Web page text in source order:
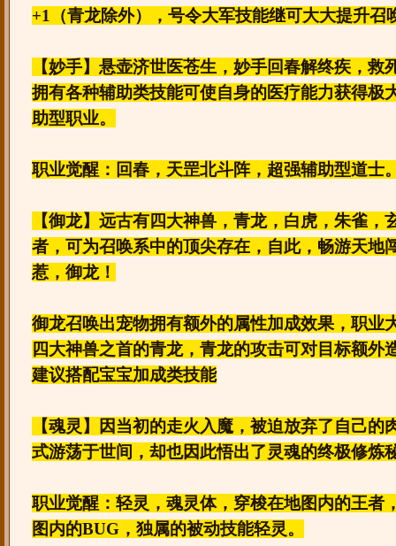
+1（青龙除外），号令大军技能继可大大提升召
【妙手】悬壶济世医苍生，妙手回春解终疾，救
拥有各种辅助类技能可使自身的医疗能力获得极
助型职业。
职业觉醒：回春，天罡北斗阵，超强辅助型道士
【御龙】远古有四大神兽，青龙，白虎，朱雀，
者，可为召唤系中的顶尖存在，自此，畅游天地
惹，御龙！
御龙召唤出宠物拥有额外的属性加成效果，职业
四大神兽之首的青龙，青龙的攻击可对目标额外
建议搭配宝宝加成类技能
【魂灵】因当初的走火入魔，被迫放弃了自己的
式游荡于世间，却也因此悟出了灵魂的终极修炼
职业觉醒：轻灵，魂灵体，穿梭在地图内的王者
图内的BUG，独属的被动技能轻灵。